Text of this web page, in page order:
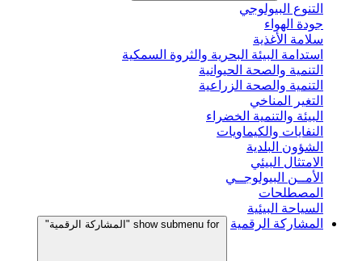
التنوع البيولوجي
جودة الهواء
سلامة الأغذية
استدامة البيئة البحرية والثروة السمكية
التنمية والصحة الحيوانية
التنمية والصحة الزراعية
التغير المناخي
البيئة والتنمية الخضراء
النفايات والكيماويات
الشؤون البلدية
الامتثال البيئي
الأمــن البيولوجــي
المصطلحات
السياحة البيئية
المشاركة الرقمية
show submenu for "المشاركة الرقمية"